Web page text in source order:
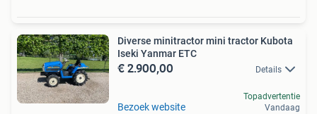
Diverse minitractor mini tractor Kubota
Iseki Yanmar ETC
€ 2.900,00 Details
Bezoek website
Topadvertentie
Vandaag